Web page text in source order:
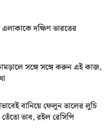
দক্ষিণ ভারতের
সঙ্গে সঙ্গে করুন এই কাজ,
বানিয়ে ফেলুন তালের লুচি
তেঁতো ভাব, রইল রেসিপি